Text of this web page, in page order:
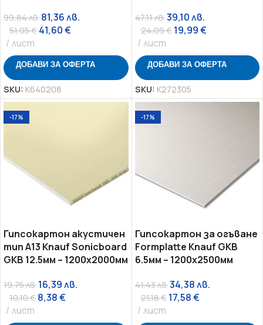
99,84лв. 81,36лв.
51,05€ 41,60€
лист
ДОБАВИ ЗА ОФЕРТА
SKU: K640208
47,11лв.39,10лв.
24,09€ 19,99€
лист
ДОБАВИ ЗА ОФЕРТА
SKU: K272305
-17%
Гипсокартон акустичен
тип A13 Knauf Sonicboard
GKB 12.5мм – 1200х2000мм
19,75лв. 16,39лв.
10,10€ 8,38€
лист
-17%
Гипсокартон за огъване
Formplatte Knauf GKB
6.5мм – 1200х2500мм
41,43лв.34,38лв.
21,18€ 17,58€
лист